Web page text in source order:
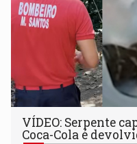
VÍDEO: Serpente
Coca-Cola é